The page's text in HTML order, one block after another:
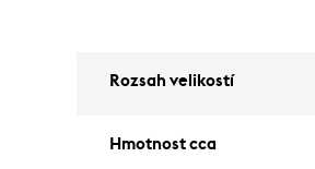
Rozsah velikostí
Hmotnost cca